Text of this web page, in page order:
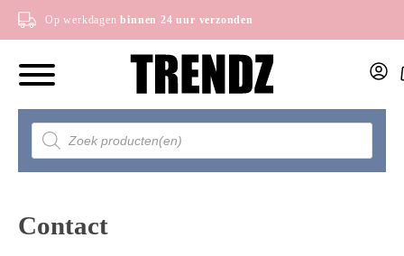
Op werkdagen binnen 24 uur verzonden
Producten
zoeken
Contact